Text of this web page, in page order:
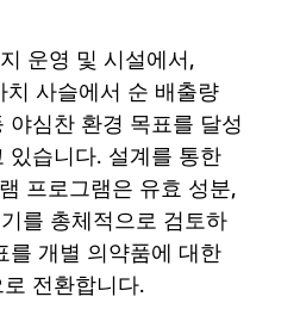
운영 및 시설에서,
치 사슬에서 순 배출량
야심찬 환경 목표를 달성
있습니다. 설계를 통한
프로그램은 유효 성분,
를 총체적으로 검토하
를 개별 의약품에 대한
전환합니다.